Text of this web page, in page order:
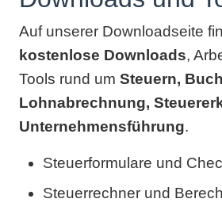
Auf unserer Downloadseite
kostenlose Downloads,
Tools rund um Steuern,
Lohnabrechnung,
Unternehmensführung.
Steuerformulare und
Steuerrechner und